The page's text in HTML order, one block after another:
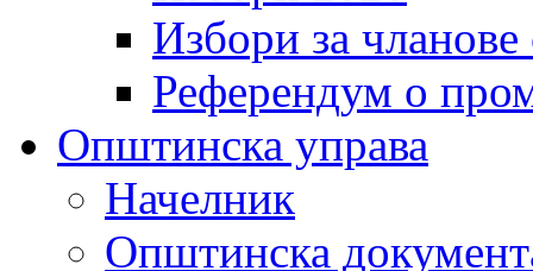
Избори за
Референдум о
Општинска управа
Начелник
Општинска